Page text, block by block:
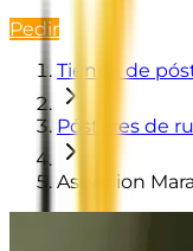
Pedir
Tienda de
Pósteres de
Asuncion